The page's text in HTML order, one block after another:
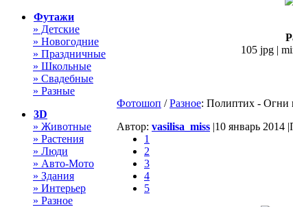
Футажи
» Детские
» Новогодние
» Праздничные
» Школьные
» Свадебные
» Разные
3D
» Животные
» Растения
» Люди
» Авто-Мото
» Здания
» Интерьер
» Разное
105 jpg |
Фотошоп /Разное: Полиптих - Огни
Автор: vasilisa_miss |10 январь 2014 |
1
2
3
4
5